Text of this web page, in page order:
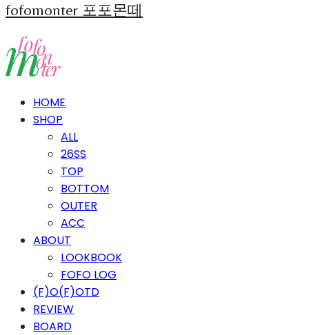
fofomonter 포포몬떼
HOME
SHOP
ALL
26SS
TOP
BOTTOM
OUTER
ACC
ABOUT
LOOKBOOK
FOFO LOG
(F)O(F)OTD
REVIEW
BOARD